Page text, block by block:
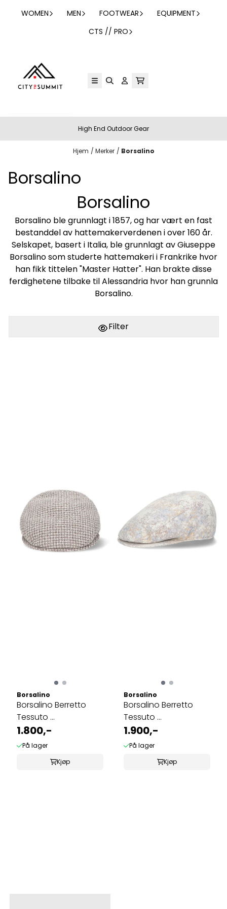
Hopp til innhold
WOMEN MEN FOOTWEAR
EQUIPMENT
CTS // PRO
High End Outdoor Gear
Hjem / Merker / Borsalino
Borsalino
Borsalino
Borsalino ble grunnlagt i 1857, og har vært en fast
bestanddel av hattemakerverdenen i over 160 år.
Selskapet, basert i Italia, ble grunnlagt av Giuseppe
Borsalino som studerte hattemakeri i Frankrike hvor
han fikk tittelen "Master Hatter". Han brakte disse
ferdighetene tilbake til Alessandria hvor han grunnla
Borsalino.
Filter
Borsalino
Borsalino Berretto
Tessuto ...
1.800,-
På lager
Kjøp
Borsalino
Borsalino Berretto
Tessuto ...
1.900,-
På lager
Kjøp